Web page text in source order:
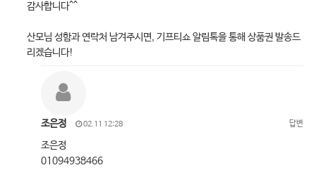
감사합니다^^
산모님 성함과 연락처 남겨주시면, 기프티쇼 알림톡을 통해 상품권 발송드
리겠습니다!
조은정 02.11 12:28 답변
조은정
01094938466